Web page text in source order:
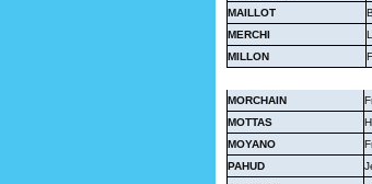
MAILLOT
MERCHI
MILLON
MORCHAIN
MOTTAS
MOYANO
PAHUD